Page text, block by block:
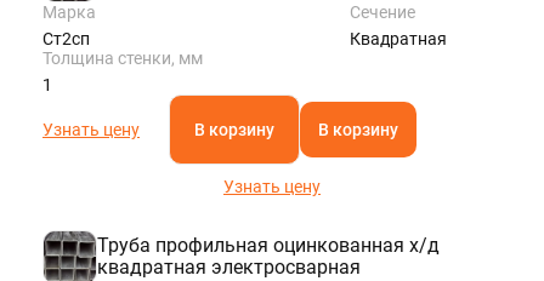
Марка
Ст2сп
Сечение
Квадратная
Толщина стенки, мм
1
Узнать цену В корзину В корзину
Узнать цену
Труба профильная оцинкованная х/д
квадратная электросварная